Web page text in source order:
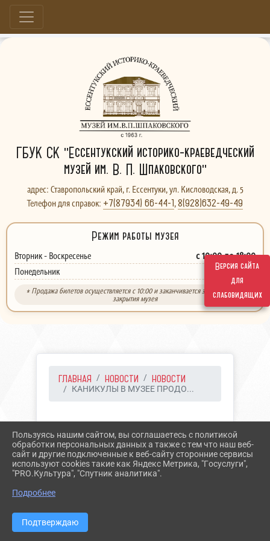
Версия сайта
для
слабовидящих
Больше, чем музей...
ГБУК СК "Ессентукский историко-краеведческий
музей им. В. П. Шпаковского"
адрес: Ставропольский край, г. Ессентуки, ул. Кисловодская, д. 5
Телефон для справок: +7(87934) 66-44-1,8(928)632-49-49
Режим работы музея
Вторник - Воскресенье с 10:00 до 18:00
Понедельник выходной
* Продажа билетов осуществляется с 10:00 и заканчивается за 30 минут до
закрытия музея
ГЛАВНАЯ НОВОСТИ НОВОСТИ
КАНИКУЛЫ В МУЗЕЕ ПРОДО...
КАНИКУЛЫ В МУЗЕЕ
ПРОДОЛЖАЮТСЯ
Пользуясь нашим сайтом, вы соглашаетесь с политикой
обработки персональных данных а также с тем что наш веб-
сайт и другие подключенные к веб-сайту сторонние сервисы
используют cookies такие как Яндекс Метрика, "Госуслуги",
"PRO.Культура", "Спутник аналитика".
Подробнее
Подтверждаю